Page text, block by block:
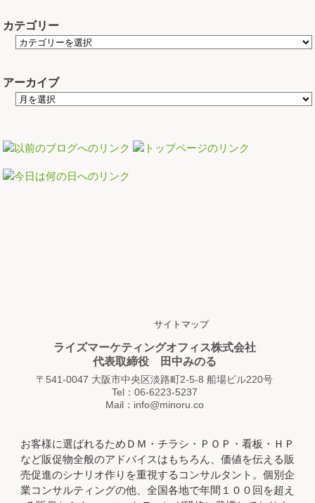
カテゴリー
アーカイブ
サイトマップ
ライズマーケティングオフィス株式会社
代表取締役 田中みのる
〒541-0047 大阪市中央区淡路町2-5-8 船場ビル220号
Tel：06-6223-5237
Mail：info@minoru.co
お客様に選ばれるためＤＭ・チラシ・ＰＯＰ・看板・ＨＰ
など販促物全般のアドバイスはもちろん、価値を伝える販
売促進のシナリオ作りを重視するコンサルタント。個別企
業コンサルティングの他、全国各地で年間１００回を超え